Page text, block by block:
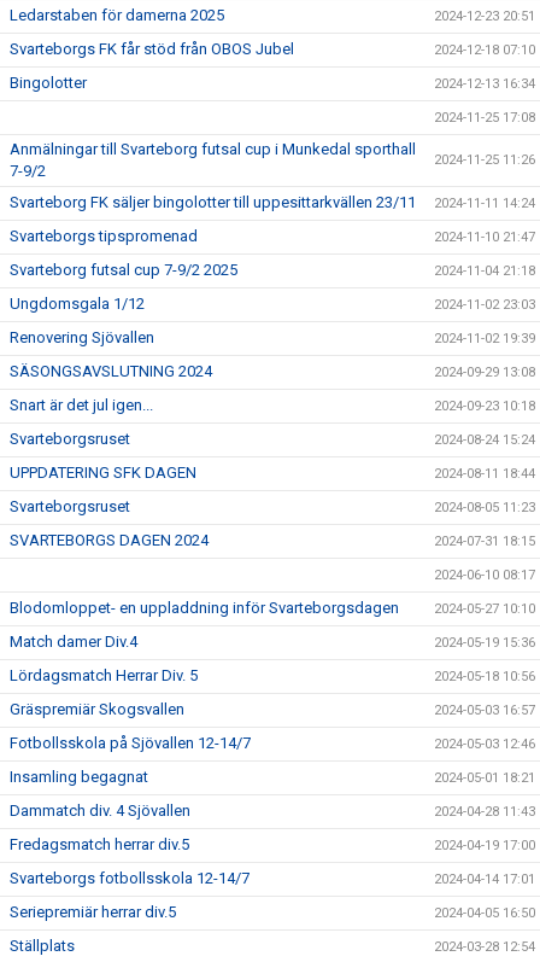
Ledarstaben för damerna 2025 2024-12-23 20:51
Svarteborgs FK får stöd från OBOS Jubel 2024-12-18 07:10
Bingolotter 2024-12-13 16:34
2024-11-25 17:08
Anmälningar till Svarteborg futsal cup i Munkedal sporthall
7-9/2
2024-11-25 11:26
Svarteborg FK säljer bingolotter till uppesittarkvällen 23/11 2024-11-11 14:24
Svarteborgs tipspromenad 2024-11-10 21:47
Svarteborg futsal cup 7-9/2 2025 2024-11-04 21:18
Ungdomsgala 1/12 2024-11-02 23:03
Renovering Sjövallen 2024-11-02 19:39
SÄSONGSAVSLUTNING 2024 2024-09-29 13:08
Snart är det jul igen... 2024-09-23 10:18
Svarteborgsruset 2024-08-24 15:24
UPPDATERING SFK DAGEN 2024-08-11 18:44
Svarteborgsruset 2024-08-05 11:23
SVARTEBORGS DAGEN 2024 2024-07-31 18:15
2024-06-10 08:17
Blodomloppet- en uppladdning inför Svarteborgsdagen 2024-05-27 10:10
Match damer Div.4 2024-05-19 15:36
Lördagsmatch Herrar Div. 5 2024-05-18 10:56
Gräspremiär Skogsvallen 2024-05-03 16:57
Fotbollsskola på Sjövallen 12-14/7 2024-05-03 12:46
Insamling begagnat 2024-05-01 18:21
Dammatch div. 4 Sjövallen 2024-04-28 11:43
Fredagsmatch herrar div.5 2024-04-19 17:00
Svarteborgs fotbollsskola 12-14/7 2024-04-14 17:01
Seriepremiär herrar div.5 2024-04-05 16:50
Ställplats 2024-03-28 12:54